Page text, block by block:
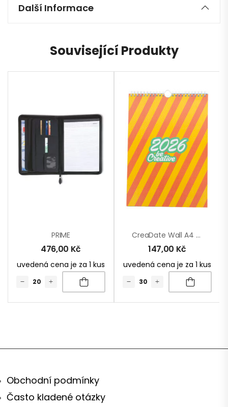
Další Informace
Související Produkty
PRIME
476,00 Kč
uvedená cena je za 1 kus
CreaDate Wall A4 – Nástěnný Kalendář Na Zakázku
147,00 Kč
uvedená cena je za 1 kus
Obchodní podmínky
Často kladené otázky